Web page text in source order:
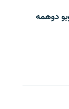
یو ورځنیو لوبو دوهمه